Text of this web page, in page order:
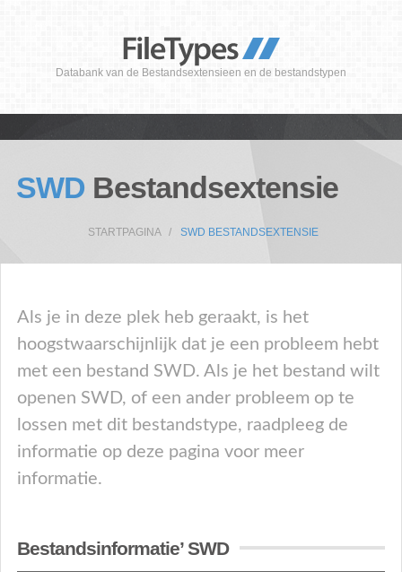
Databank van de Bestandsextensieen en de bestandstypen
SWD Bestandsextensie
STARTPAGINA SWD BESTANDSEXTENSIE
Als je in deze plek heb geraakt, is het
hoogstwaarschijnlijk dat je een probleem hebt
met een bestand SWD. Als je het bestand wilt
openen SWD, of een ander probleem op te
lossen met dit bestandstype, raadpleeg de
informatie op deze pagina voor meer
informatie.
Bestandsinformatie’ SWD